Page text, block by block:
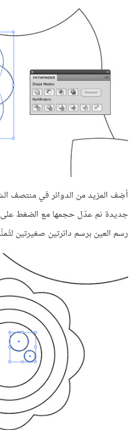
أضِف المزيد من الدوائر في منتصف
جديدة ثم عدّل حجمها مع الضغط
رسم العين برسم دائرتين صغيرتين